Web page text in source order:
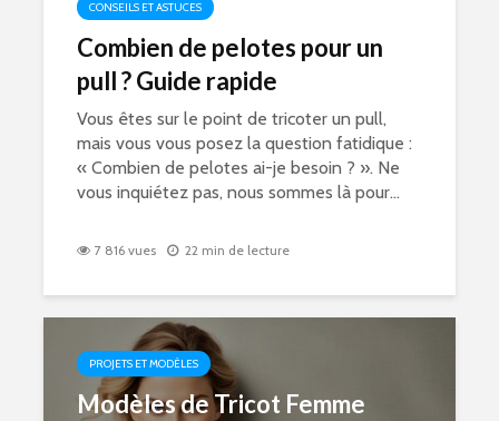
CONSEILS ET ASTUCES
Combien de pelotes pour un
pull ? Guide rapide
Vous êtes sur le point de tricoter un pull,
mais vous vous posez la question fatidique :
« Combien de pelotes ai-je besoin ? ». Ne
vous inquiétez pas, nous sommes là pour...
7 816 vues 22 min de lecture
PROJETS ET MODÈLES
Modèles de Tricot Femme